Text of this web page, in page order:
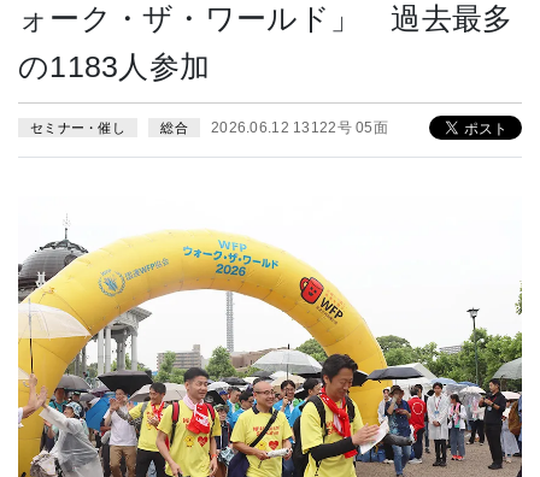
ォーク・ザ・ワールド」 過去最多
の1183人参加
セミナー・催し 総合 2026.06.12 13122号 05面